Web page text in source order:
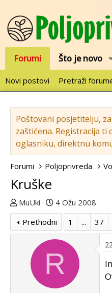
Forumi Što je novo
Novi postovi Pretraži
Poštovani posjetitelju,
zaštićena. Registracija
oglasniku, direktnu
Forumi Poljoprivreda
Kruške
T
e
m
u
MuUki
D
a
t
u
p
r
4 Ožu 2008
Prethodni
1 ... 37
R